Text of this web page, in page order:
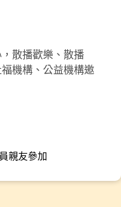
散播歡樂、散播
機構、公益機構邀
親友參加